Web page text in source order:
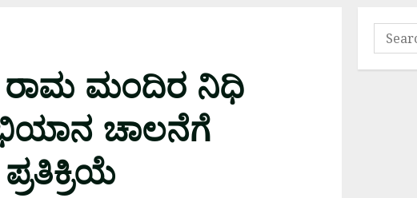
ರಾಮ ಮಂದಿರ ನಿಧಿ
ಚಾಲನೆಗೆ
Search
for: